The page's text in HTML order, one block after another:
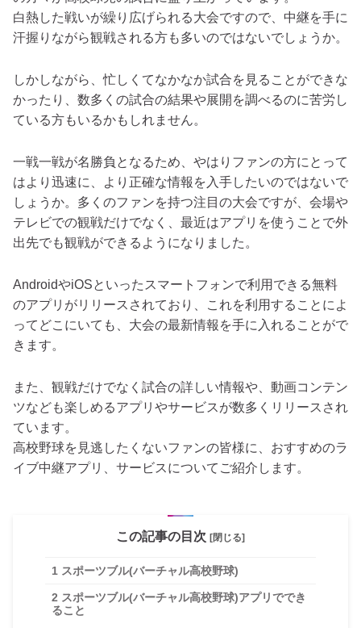
白熱した戦いが繰り広げられる大会ですので、中継を手に
汗握りながら観戦される方も多いのではないでしょうか。
しかしながら、忙しくてなかなか試合を見ることができな
かったり、数多くの試合の結果や展開を調べるのに苦労し
ている方もいるかもしれません。
一戦一戦が名勝負となるため、やはりファンの方にとって
はより迅速に、より正確な情報を入手したいのではないで
しょうか。多くのファンを持つ注目の大会ですが、会場や
テレビでの観戦だけでなく、最近はアプリを使うことで外
出先でも観戦ができるようになりました。
AndroidやiOSといったスマートフォンで利用できる無料
のアプリがリリースされており、これを利用することによ
ってどこにいても、大会の最新情報を手に入れることがで
きます。
また、観戦だけでなく試合の詳しい情報や、動画コンテン
ツなども楽しめるアプリやサービスが数多くリリースされ
ています。
高校野球を見逃したくないファンの皆様に、おすすめのラ
イブ中継アプリ、サービスについてご紹介します。
この記事の目次 [閉じる]
1 スポーツブル(バーチャル高校野球)
2 スポーツブル(バーチャル高校野球)アプリででき
ること